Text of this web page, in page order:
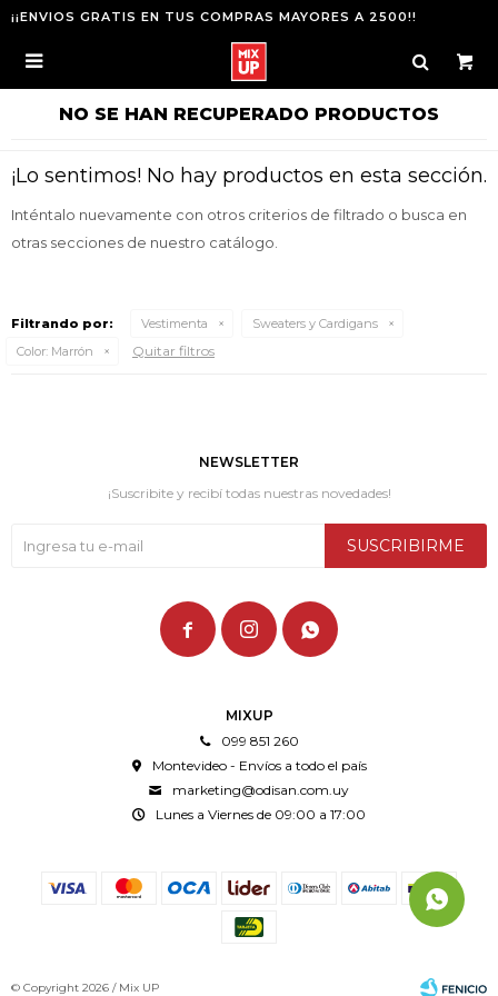
¡¡ENVIOS GRATIS EN TUS COMPRAS MAYORES A 2500!!

NO SE HAN RECUPERADO PRODUCTOS
¡Lo sentimos! No hay productos en esta sección.
Inténtalo nuevamente con otros criterios de filtrado o busca en
otras secciones de nuestro catálogo.
Filtrando por: Vestimenta
Sweaters y Cardigans
Color: Marrón Quitar filtros
MIXUP
099 851 260
Montevideo - Envíos a todo el país
marketing@odisan.com.uy
Lunes a Viernes de 09:00 a 17:00
NEWSLETTER
¡Suscribite y recibí todas nuestras novedades!
SUSCRIBIRME
  
© Copyright 2026 / Mix UP